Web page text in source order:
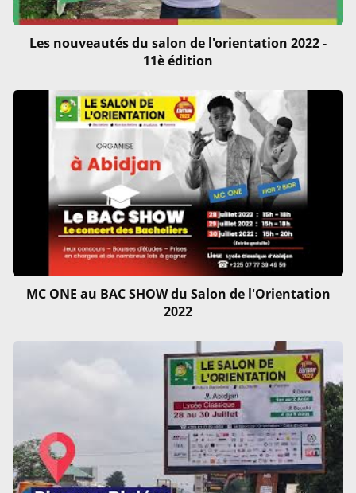
Les nouveautés du salon de l'orientation 2022 -
11è édition
MC ONE au BAC SHOW du Salon de l'Orientation
2022